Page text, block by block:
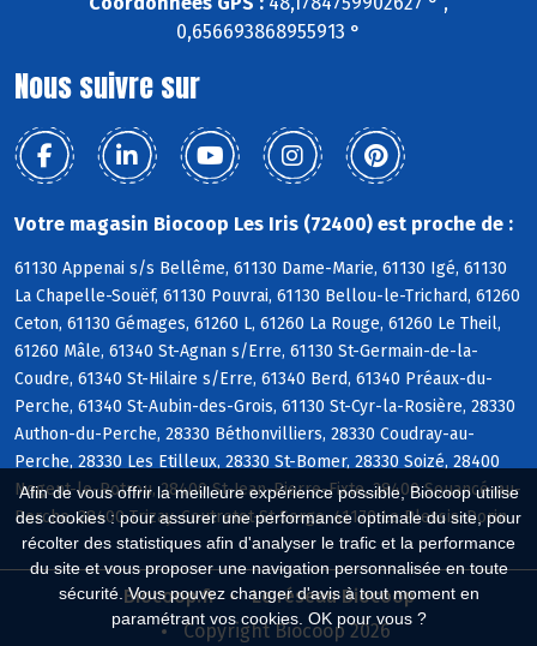
Afin de vous offrir la meilleure expérience possible, Biocoop utilise
des cookies : pour assurer une performance optimale du site, pour
récolter des statistiques afin d'analyser le trafic et la performance
du site et vous proposer une navigation personnalisée en toute
sécurité. Vous pouvez changer d'avis à tout moment en
paramétrant vos cookies. OK pour vous ?
0,656693868955913 °
Nous suivre sur
Votre magasin Biocoop Les Iris (72400) est proche de :
61130 Appenai s/s Bellême, 61130 Dame-Marie, 61130 Igé, 61130
La Chapelle-Souëf, 61130 Pouvrai, 61130 Bellou-le-Trichard, 61260
Ceton, 61130 Gémages, 61260 L, 61260 La Rouge, 61260 Le Theil,
61260 Mâle, 61340 St-Agnan s/Erre, 61130 St-Germain-de-la-
Coudre, 61340 St-Hilaire s/Erre, 61340 Berd, 61340 Préaux-du-
Perche, 61340 St-Aubin-des-Grois, 61130 St-Cyr-la-Rosière, 28330
Authon-du-Perche, 28330 Béthonvilliers, 28330 Coudray-au-
Perche, 28330 Les Etilleux, 28330 St-Bomer, 28330 Soizé, 28400
Nogent-le-Rotrou, 28400 St-Jean-Pierre-Fixte, 28400 Souancé-au-
Perche, 28400 Trizay-Coutretot-St-Serge, 41170 Le Plessis-Dorin
Biocoop.fr
Le réseau Biocoop
Copyright Biocoop 2026